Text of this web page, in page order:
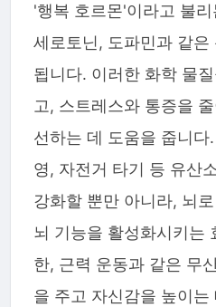
'행복 호르몬'이라고 불
세로토닌, 도파민과 같은
됩니다. 이러한 화학 물
고, 스트레스와 통증을
선하는 데 도움을 줍니
영, 자전거 타기 등 유산
강화할 뿐만 아니라, 뇌
뇌 기능을 활성화시키는
한, 근력 운동과 같은 무
을 주고 자신감을 높이는